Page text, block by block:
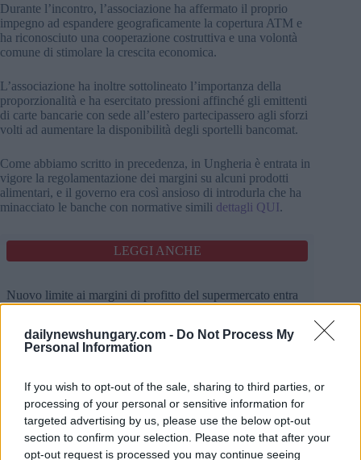
dailynewshungary.com - Do Not Process My
Personal Information
If you wish to opt-out of the sale, sharing to third parties, or
processing of your personal or sensitive information for
targeted advertising by us, please use the below opt-out
section to confirm your selection. Please note that after your
opt-out request is processed you may continue seeing
Durante l’incontro, l’associazione ha affermato il proprio
impegno ad espandere geograficamente la copertura ATM e
ha riconosciuto una cooperazione costruttiva e una volontà
comune di stimolare la crescita economica.
L’associazione ha inoltre sottolineato l’importanza della
proporzionalità e ha esercitato pressioni affinché gli emittenti
di carte bancarie con sede all’estero partecipassero agli sforzi
volti ad aumentare la disponibilità degli sportelli bancomat.
Come abbiamo scritto in precedenza, in Ungheria è entrata in
vigore la regolamentazione dei margini su alcuni prodotti
alimentari, e il governo era così ansioso di introdurla che ha
minacciato le banche con normative simili dettagli QUI.
LEGGI ANCHE
Nuovo limite ai margini di profitto del supermercato entra
in vigore in Ungheria key details you need know
AGGIORNAMENTO
dell’Economia Nazionale ha dichiarato che il governo ha
accolto con favore la decisione dell’associazione di garantire
un bancomat in ogni insediamento con una popolazione di
oltre 2.000 abitanti come primo passo.